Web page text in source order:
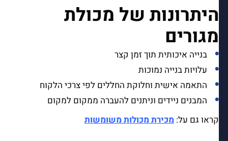
היתרונות של מכולת
מגורים
בנייה איכותית תוך זמן קצר
עלויות בנייה נמוכות
התאמה אישית וחלוקת החללים לפי צרכי הלקוח
המבנים ניידים וניתנים להעברה ממקום למקום
קראו גם על:מכירת מכולות משומשות